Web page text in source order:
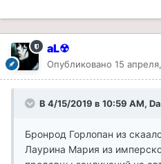
aL☢
Опубликовано 15
В 4/15/2019 в 10:59 AM,
Бронрод Горлопан из
Лаурина Мария из